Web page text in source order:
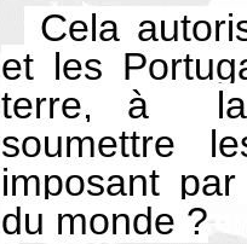
Cela
et les
terre, à
soumettre
imposant
du monde ?